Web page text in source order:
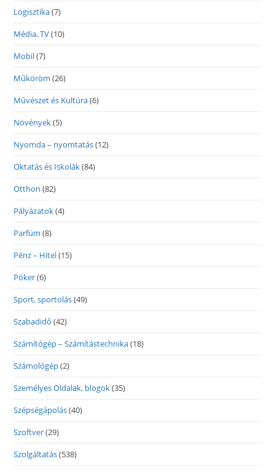
Logisztika(7)
Média, TV(10)
Mobil(7)
Műköröm (26)
Művészet és Kultúra(6)
Növények(5)
Nyomda – nyomtatás(12)
Oktatás és Iskolák(84)
Otthon (82)
Pályázatok(4)
Parfüm (8)
Pénz – Hitel(15)
Póker(6)
Sport, sportolás(49)
Szabadidő (42)
Számítógép – Számítástechnika(18)
Számológép(2)
Személyes Oldalak, blogok(35)
Szépségápolás(40)
Szoftver(29)
Szolgáltatás(538)